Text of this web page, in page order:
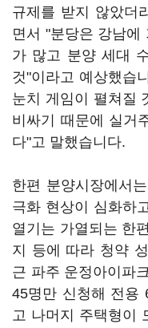
규제를 받지 않았더
면서 "분당은 강남에
가 많고 분양 세대
것"이라고 예상했습
눈치 게임이 펼쳐질
비싸기 때문에 실거
다"고 말했습니다.
한편 분양시장에서
극화 현상이 심화하
열기는 가열되는 한
지 등에 따라 청약
근 파주 운정아이파
45명만 신청해 전용
고 나머지 주택형이